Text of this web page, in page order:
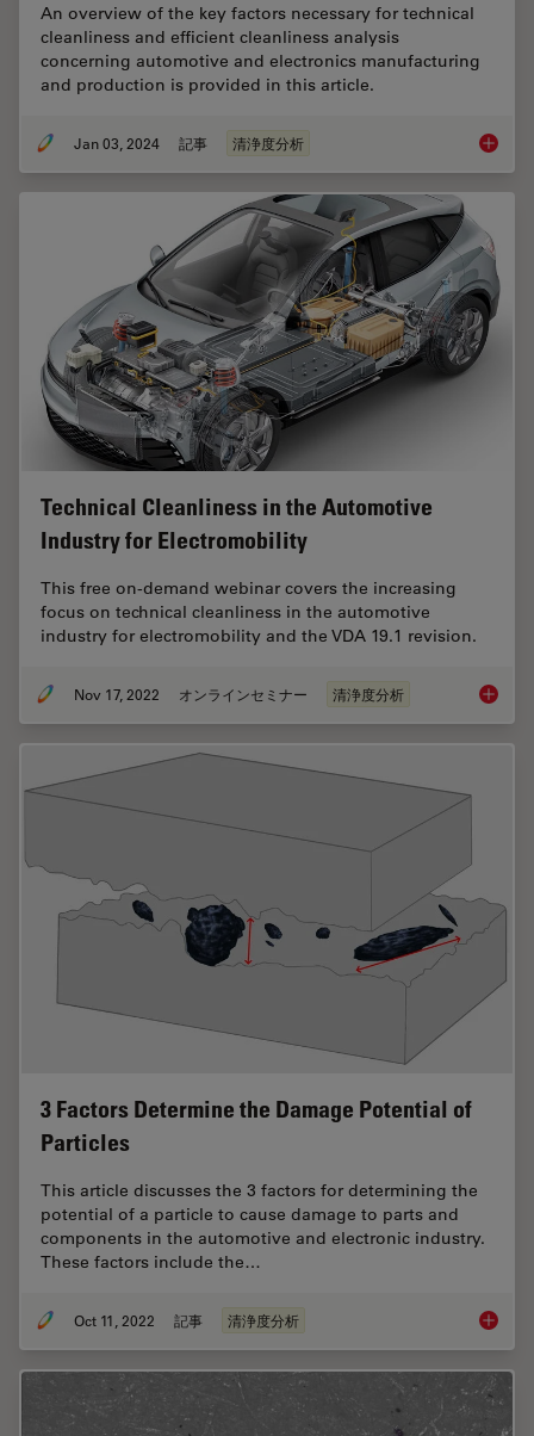
An overview of the key factors necessary for technical
cleanliness and efficient cleanliness analysis
concerning automotive and electronics manufacturing
and production is provided in this article.
Jan 03, 2024 記事 清浄度分析 Key
Technical Cleanliness in the Automotive
Industry for Electromobility
This free on-demand webinar covers the increasing
focus on technical cleanliness in the automotive
industry for electromobility and the VDA 19.1 revision.
Nov 17, 2022 オンラインセミナー 清浄度分析
3 Factors Determine the Damage Potential of
Particles
This article discusses the 3 factors for determining the
potential of a particle to cause damage to parts and
components in the automotive and electronic industry.
These factors include the…
Oct 11, 2022 記事 清浄度分析 3